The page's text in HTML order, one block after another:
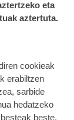
eta
aztertuta.
cookieak
erabiltzen
sarbide
hedatzeko
beste.